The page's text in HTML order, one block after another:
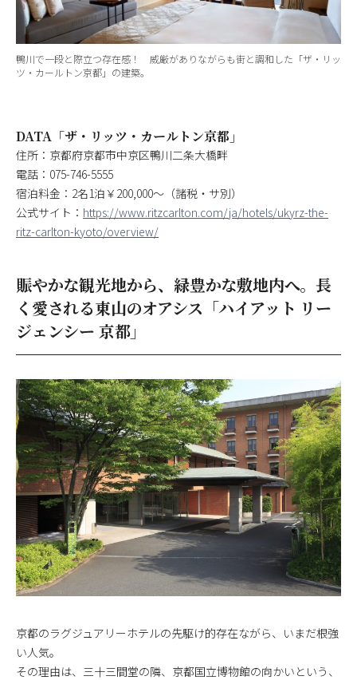
鴨川で一段と際立つ存在感！ 威厳がありながらも街と調和した「ザ・リッ
ツ・カールトン京都」の建築。
DATA「ザ・リッツ・カールトン京都」
住所：京都府京都市中京区鴨川二条大橋畔
電話：075-746-5555
宿泊料金：2名1泊￥200,000～（諸税・サ別）
公式サイト： https://www.ritzcarlton.com/ja/hotels/ukyrz-the-
ritz-carlton-kyoto/overview/
賑やかな観光地から、緑豊かな敷地内へ。長
く愛される東山のオアシス「ハイアット リー
ジェンシー 京都」
京都のラグジュアリーホテルの先駆け的存在ながら、いまだ根強
い人気。
その理由は、三十三間堂の隣、京都国立博物館の向かいという、